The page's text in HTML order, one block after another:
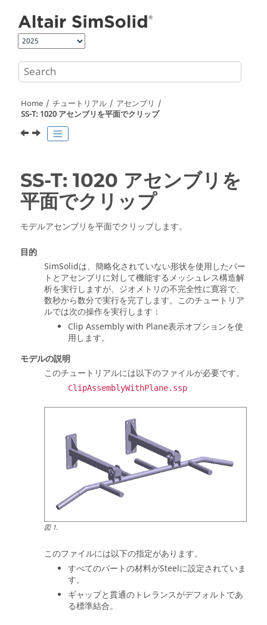
Home チュートリアル
アセンブリ
SS-T: 1020 アセンブリを平面でクリップ
SS-T: 1020 アセンブリを
平面でクリップ
モデルアセンブリを平面でクリップします。
目的
SimSolidは、簡略化されていない形状を使用したパー
トとアセンブリに対して機能するメッシュレス構造解
析を実行しますが、ジオメトリの不完全性に寛容で、
数秒から数分で実行を完了します。このチュートリア
ルでは次の操作を実行します：
Clip Assembly with Plane表示オプションを使
用します。
モデルの説明
このチュートリアルには以下のファイルが必要です。
ClipAssemblyWithPlane.ssp
図1.
このファイルには以下の指定があります。
すべてのパートの材料がSteelに設定されていま
す。
ギャップと貫通のトレランスがデフォルトであ
る標準結合。